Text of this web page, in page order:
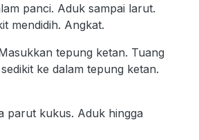
panci. Aduk sampai larut.
mendidih. Angkat.
tepung ketan. Tuang
ke dalam tepung ketan.
parut kukus. Aduk hingga